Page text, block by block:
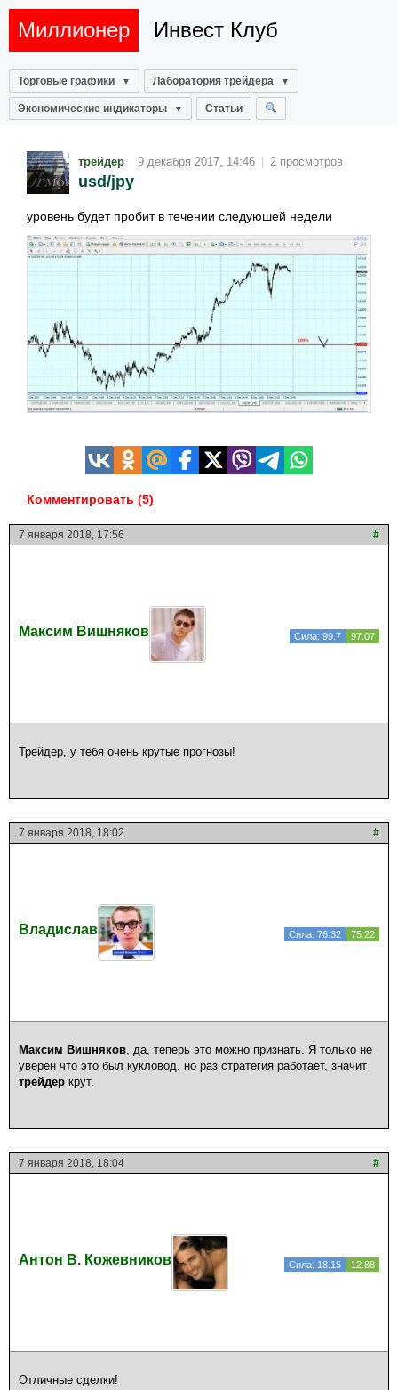
Миллионер Инвест Клуб
Торговые графики Лаборатория трейдера
Экономические индикаторы Статьи
трейдер 9 декабря 2017, 14:46 | 2 просмотров
usd/jpy
уровень будет пробит в течении следуюшей недели
Комментировать (5)
7 января 2018, 17:56 #
Максим Вишняков Сила: 99.7 97.07
Трейдер, у тебя очень крутые прогнозы!
7 января 2018, 18:02 #
Владислав Сила: 76.32 75.22
Максим Вишняков, да, теперь это можно признать. Я только не
уверен что это был кукловод, но раз стратегия работает, значит
трейдер крут.
7 января 2018, 18:04 #
Антон В. Кожевников Сила: 18.15 12.88
Отличные сделки!